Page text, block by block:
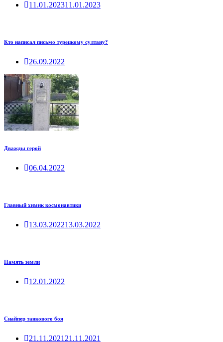
11.01.202311.01.2023
Кто написал письмо турецкому султану?
26.09.2022
Дважды герой
06.04.2022
Главный химик космонавтики
13.03.202213.03.2022
Память земли
12.01.2022
Снайпер танкового боя
21.11.2021 21.11.2021